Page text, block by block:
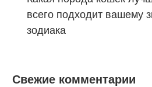
всего подходит вашему
зодиака
Свежие комментарии